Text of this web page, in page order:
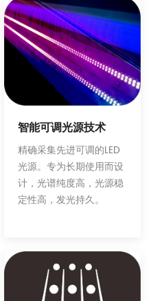
智能可调光源技术
精确采集先进可调的LED
光源。专为长期使用而设
计，光谱纯度高，光源稳
定性高，发光持久。